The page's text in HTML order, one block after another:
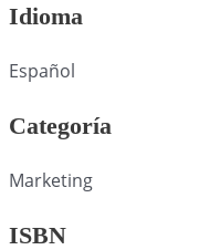
Idioma
Español
Categoría
Marketing
ISBN